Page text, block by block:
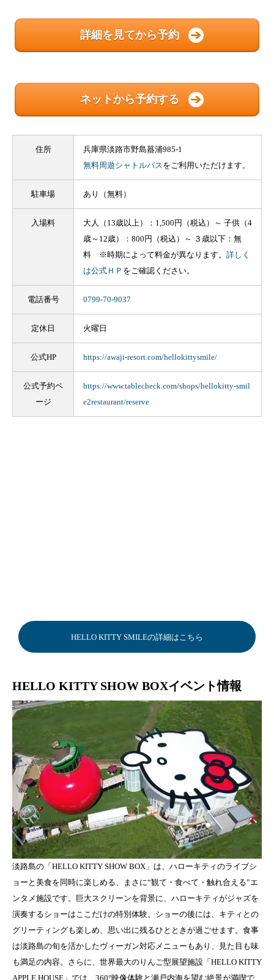
詳細を見てから予約
ネットから予約する
住所
兵庫県淡路市野島蟇浦985-1
無料周遊シャトルバス をご利用いただけます。
駐車場 あり（無料）
入場料
大人（13歳以上）：1,500円（税込）～ 子供（4
歳～12歳）：800円（税込）～ ３歳以下：無
料 ※時期によって料金が異なります。 詳しく
は公式ＨＰ をご確認ください。
電話番号 0799-70-9037
定休日 火曜日
公式HP https://awaji-resort.com/hellokittysmile/
公式予約ペ
ージ
https://www.tablecheck.com/shops/hellokitty-smil
e2restaurant/reserve
HELLO KITTY SMILEの詳細はこちら
HELLO KITTY SHOW BOXイベント情報
淡路島の「HELLO KITTY SHOW BOX」は、ハローキティのライブシ
ョーと美食を同時に楽しめる、まさに“観て・食べて・触れ合える”エ
ンタメ施設です。巨大スクリーンを背景に、ハローキティがジャズを
演奏するショーはここだけの特別体験。ショーの後には、キティとの
グリーティングも楽しめ、思い出に残るひとときが過ごせます。食事
は淡路島の旬を活かしたヴィーガン対応メニューもあり、見た目も味
も満足の内容。さらに、世界最大のりんご型展望施設「HELLO KITTY
APPLE HOUSE」では、360°映像体験と瀬戸内海を望む絶景が満喫で